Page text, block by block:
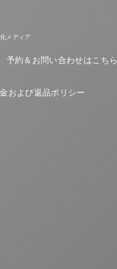
メディア
予約＆お問い合わせはこちら
および返品ポリシー